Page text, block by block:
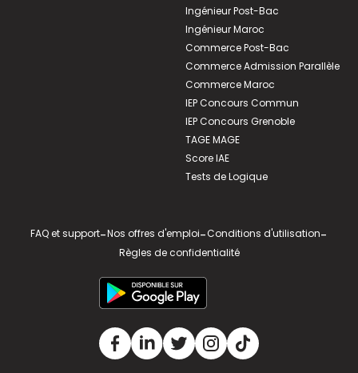
Ingénieur Post-Bac
Ingénieur Maroc
Commerce Post-Bac
Commerce Admission Parallèle
Commerce Maroc
IEP Concours Commun
IEP Concours Grenoble
TAGE MAGE
Score IAE
Tests de Logique
FAQ et support-Nos offres d'emploi-Conditions d'utilisation-
Règles de confidentialité